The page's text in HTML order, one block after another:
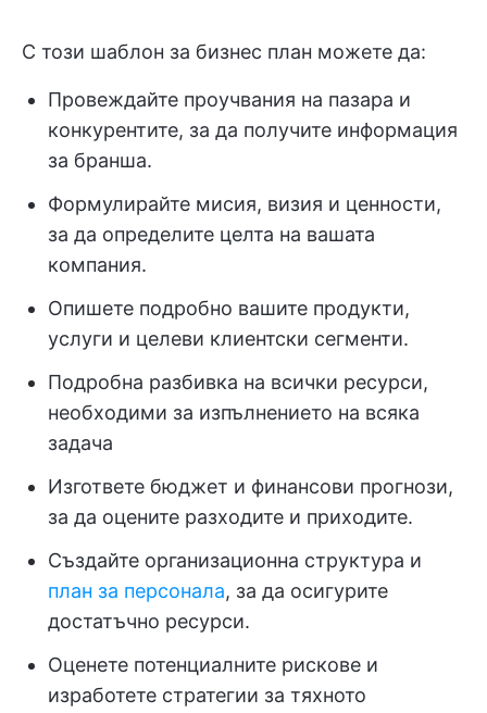
С този шаблон за бизнес план можете да:
Провеждайте проучвания на пазара и
конкурентите, за да получите информация
за бранша.
Формулирайте мисия, визия и ценности,
за да определите целта на вашата
компания.
Опишете подробно вашите продукти,
услуги и целеви клиентски сегменти.
Подробна разбивка на всички ресурси,
необходими за изпълнението на всяка
задача
Изгответе бюджет и финансови прогнози,
за да оцените разходите и приходите.
Създайте организационна структура и
план за персонала, за да осигурите
достатъчно ресурси.
Оценете потенциалните рискове и
изработете стратегии за тяхното